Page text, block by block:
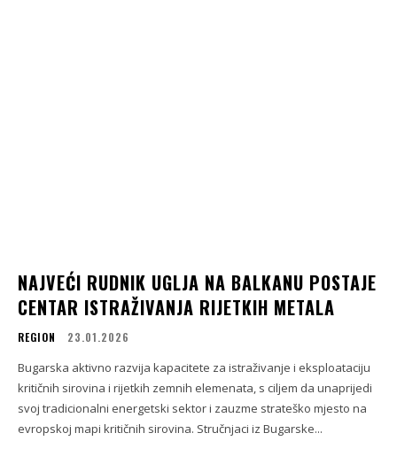
NAJVEĆI RUDNIK UGLJA NA BALKANU POSTAJE
CENTAR ISTRAŽIVANJA RIJETKIH METALA
REGION 23.01.2026
Bugarska aktivno razvija kapacitete za istraživanje i eksploataciju
kritičnih sirovina i rijetkih zemnih elemenata, s ciljem da unaprijedi
svoj tradicionalni energetski sektor i zauzme strateško mjesto na
evropskoj mapi kritičnih sirovina. Stručnjaci iz Bugarske...